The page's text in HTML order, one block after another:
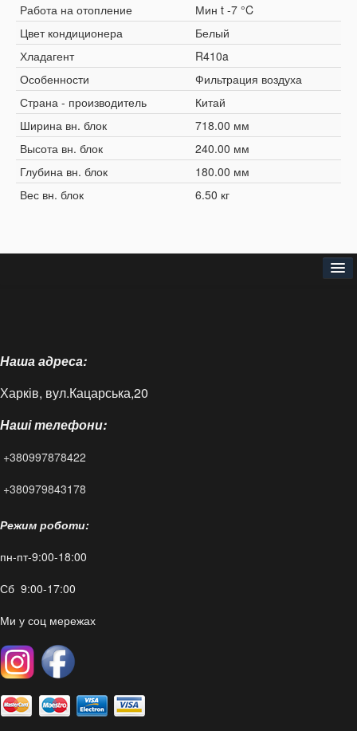
Работа на отопление
Мин t -7 °C
Цвет кондиционера
Белый
Хладагент
R410a
Особенности
Фильтрация воздуха
Страна - производитель
Китай
Ширина вн. блок
718.00 мм
Высота вн. блок
240.00 мм
Глубина вн. блок
180.00 мм
Вес вн. блок
6.50 кг
Доставка і оплата
Контакти
Статті
FAQ
Наша адреса:
Харків, вул.Кацарська,20
Наші телефони:
+380997878422
+380979843178
Режим роботи:
пн-пт-9:00-18:00
Сб 9:00-17:00
Ми у соц мережах